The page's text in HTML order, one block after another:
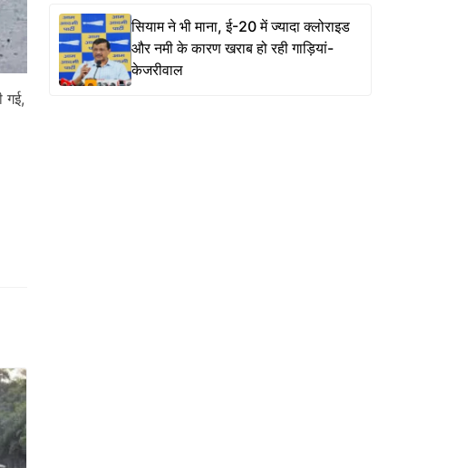
गई,
सियाम ने भी माना, ई-20 में ज्यादा क्लोराइड
और नमी के कारण खराब हो रही गाड़ियां-
केजरीवाल